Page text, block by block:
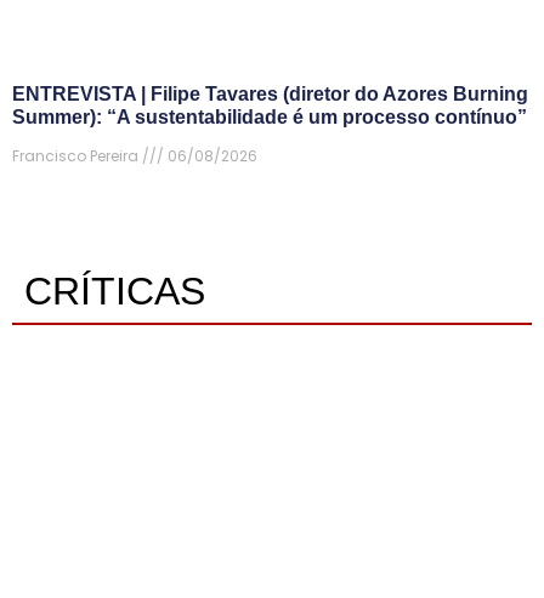
ENTREVISTA | Filipe Tavares (diretor do Azores Burning
Summer): “A sustentabilidade é um processo contínuo”
Francisco Pereira
06/08/2026
CRÍTICAS